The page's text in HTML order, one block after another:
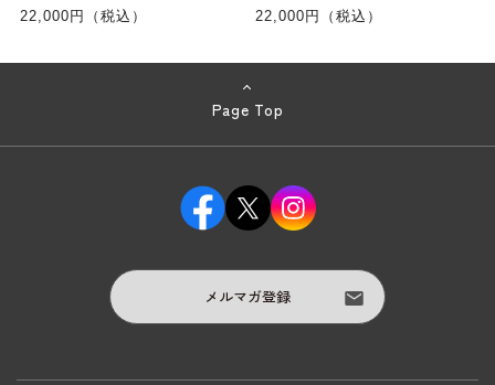
22,000円（税込）
22,000円（税込）
Page Top
メルマガ登録